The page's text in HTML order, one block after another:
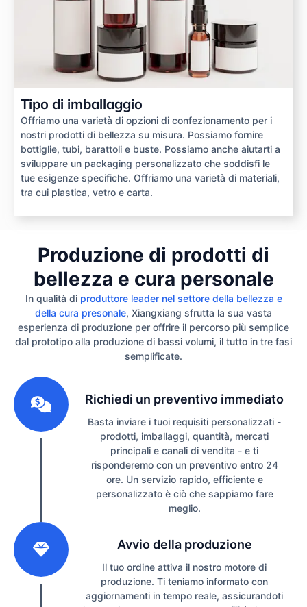
Tipo di imballaggio
Offriamo una varietà di opzioni di confezionamento per i
nostri prodotti di bellezza su misura. Possiamo fornire
bottiglie, tubi, barattoli e buste. Possiamo anche aiutarti a
sviluppare un packaging personalizzato che soddisfi le
tue esigenze specifiche. Offriamo una varietà di materiali,
tra cui plastica, vetro e carta.
Produzione di prodotti di
bellezza e cura personale
In qualità di produttore leader nel settore della bellezza e
della cura presonale, Xiangxiang sfrutta la sua vasta
esperienza di produzione per offrire il percorso più semplice
dal prototipo alla produzione di bassi volumi, il tutto in tre fasi
semplificate.
Richiedi un preventivo immediato
Basta inviare i tuoi requisiti personalizzati -
prodotti, imballaggi, quantità, mercati
principali e canali di vendita - e ti
risponderemo con un preventivo entro 24
ore. Un servizio rapido, efficiente e
personalizzato è ciò che sappiamo fare
meglio.
Avvio della produzione
Il tuo ordine attiva il nostro motore di
produzione. Ti teniamo informato con
aggiornamenti in tempo reale, assicurandoti